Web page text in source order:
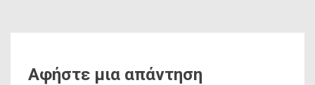
Αφήστε μια απάντηση